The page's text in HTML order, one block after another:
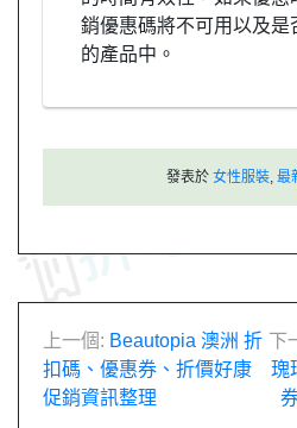
銷優惠碼將不可用以及是
的產品中。
發表於 女性服裝 最
文
章
上一個: Beautopia 澳洲 折
扣碼、優惠券、折價好康
促銷資訊整理
下
瑰